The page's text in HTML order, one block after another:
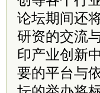
论坛期间还
研资的交流
印产业创新
要的平台与